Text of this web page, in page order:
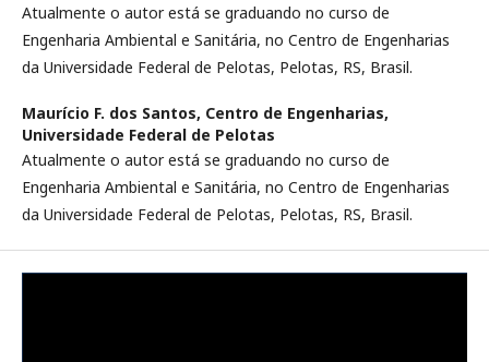
Atualmente o autor está se graduando no curso de
Engenharia Ambiental e Sanitária, no Centro de Engenharias
da Universidade Federal de Pelotas, Pelotas, RS, Brasil.
Maurício F. dos Santos, Centro de Engenharias,
Universidade Federal de Pelotas
Atualmente o autor está se graduando no curso de
Engenharia Ambiental e Sanitária, no Centro de Engenharias
da Universidade Federal de Pelotas, Pelotas, RS, Brasil.